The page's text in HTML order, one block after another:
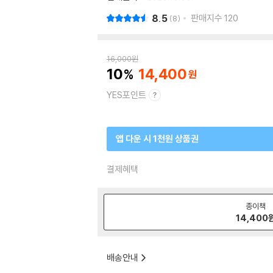
8.5 8 판매지수 120
16,000원
10 14,400
YES포인트
앱 다운 시 1천원 상품권
결제혜택
종이책
14,400
배송안내